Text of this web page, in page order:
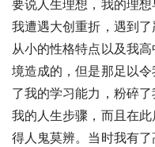
要说人生理想，我的理
我遭遇大创重折，遇到
从小的性格特点以及我
境造成的，但是那足以
了我的学习能力，粉碎
我的人生步骤，而且在
得人鬼莫辨。当时我有